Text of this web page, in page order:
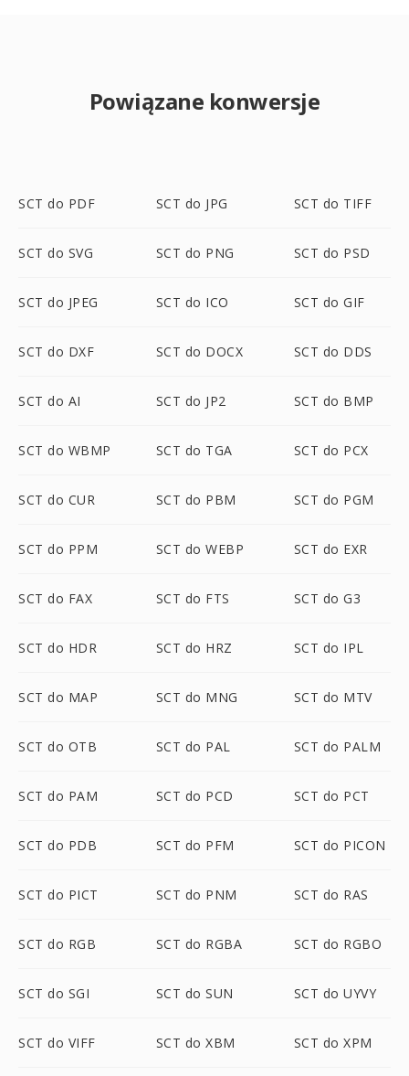
Powiązane konwersje
SCT do PDF SCT do JPG SCT do TIFF
SCT do SVG SCT do PNG SCT do PSD
SCT do JPEG SCT do ICO SCT do GIF
SCT do DXF SCT do DOCX SCT do DDS
SCT do AI SCT do JP2 SCT do BMP
SCT do WBMP SCT do TGA SCT do PCX
SCT do CUR SCT do PBM SCT do PGM
SCT do PPM SCT do WEBP SCT do EXR
SCT do FAX SCT do FTS SCT do G3
SCT do HDR SCT do HRZ SCT do IPL
SCT do MAP SCT do MNG SCT do MTV
SCT do OTB SCT do PAL SCT do PALM
SCT do PAM SCT do PCD SCT do PCT
SCT do PDB SCT do PFM SCT do PICON
SCT do PICT SCT do PNM SCT do RAS
SCT do RGB SCT do RGBA SCT do RGBO
SCT do SGI SCT do SUN SCT do UYVY
SCT do VIFF SCT do XBM SCT do XPM